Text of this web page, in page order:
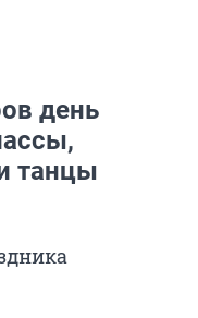
день
танцы